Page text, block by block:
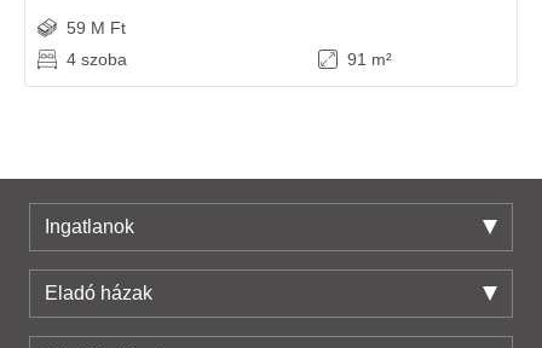
59 M Ft
4 szoba
91 m²
Ingatlanok
Eladó házak